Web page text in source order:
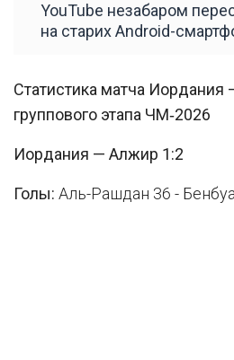
YouTube незабаром
на старих Android-
Статистика матча Иордания
группового этапа ЧМ‑2026
Иордания — Алжир 1:2
Голы: Аль-Рашдан 36 -